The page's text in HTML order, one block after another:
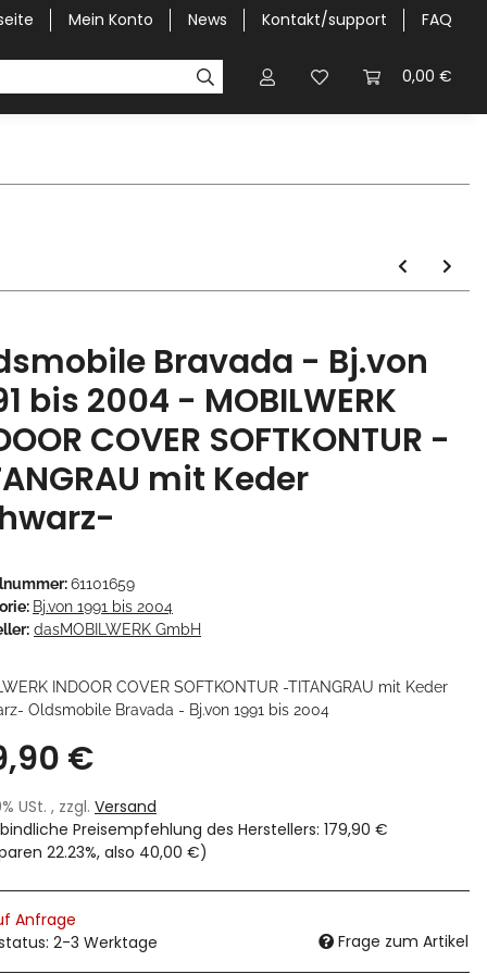
Mein Konto News Kontakt/support FAQ
0,00 €
Halbgaragen / Kapuzen nach
Bravada - Bj.von
bis 2004 - MOBILWERK
COVER SOFTKONTUR -
mit Keder
61101659
Bj.von 1991 bis 2004
dasMOBILWERK GmbH
INDOOR COVER SOFTKONTUR -TITANGRAU mit Keder
Oldsmobile Bravada - Bj.von 1991 bis 2004
€
USt. , zzgl. Versand
Preisempfehlung des Herstellers: 179,90 €
22.23%, also 40,00 €)
Anfrage
2-3 Werktage
Frage zum Artikel